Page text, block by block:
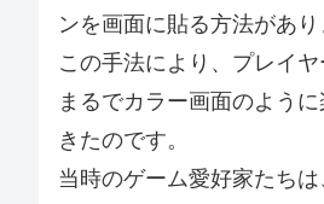
ンを画面に貼る方法があり
この手法により、プレイ
まるでカラー画面のよう
きたのです。
当時のゲーム愛好家たち